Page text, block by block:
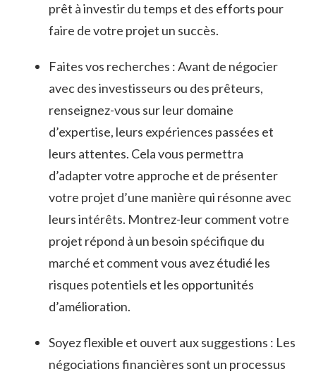
‌prêt à investir⁢ du temps et ⁤des efforts pour⁢
faire de votre projet‍ un succès.
Faites vos‌ recherches : Avant​ de négocier⁤
avec‌ des⁤ investisseurs​ ou des ​prêteurs, ​
renseignez-vous sur leur⁢ domaine
⁤d’expertise,‍ leurs expériences passées⁤ et⁢
leurs attentes. Cela ⁣vous permettra
d’adapter votre ⁣approche et ‍de ⁢présenter⁢
votre projet ​d’une manière qui résonne avec
‍leurs intérêts. Montrez-leur comment votre
projet ⁤répond à un ⁢besoin ⁣spécifique du
marché et ​comment vous ​avez ⁣étudié les
‍risques potentiels et les‍ opportunités
d’amélioration.
Soyez flexible ​et ​ouvert aux suggestions : Les
négociations​ financières ​sont un processus